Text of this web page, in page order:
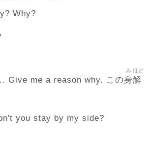
Why?
Give me a reason why. この身
み
解
ほど
you stay by my side?